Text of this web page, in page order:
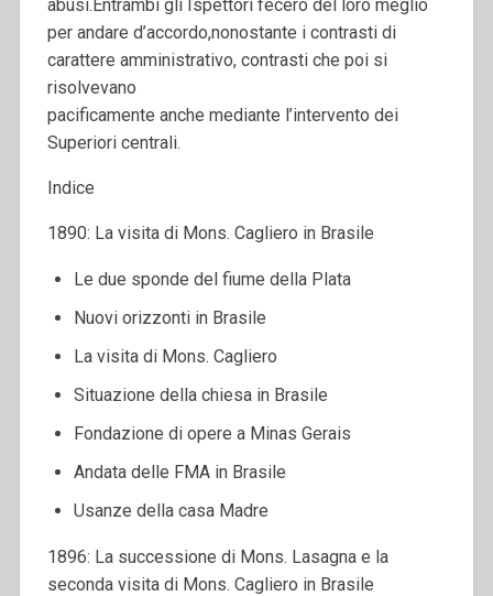
abusi.Entrambi gli Ispettori fecero del loro meglio
per andare d’accordo,nonostante i contrasti di
carattere amministrativo, contrasti che poi si
risolvevano
pacificamente anche mediante l’intervento dei
Superiori centrali.
Indice
1890: La visita di Mons. Cagliero in Brasile
Le due sponde del fiume della Plata
Nuovi orizzonti in Brasile
La visita di Mons. Cagliero
Situazione della chiesa in Brasile
Fondazione di opere a Minas Gerais
Andata delle FMA in Brasile
Usanze della casa Madre
1896: La successione di Mons. Lasagna e la
seconda visita di Mons. Cagliero in Brasile